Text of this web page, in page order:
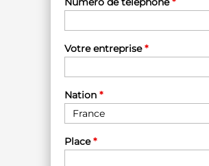
Votre entreprise*
Nation *
Place*